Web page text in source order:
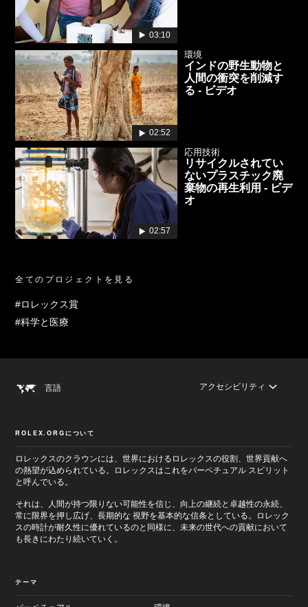
03:10
02:52
環境
インドの野生動物と
人間の衝突を削減す
る - ビデオ
02:57
応用技術
リサイクルされてい
ないプラスチック廃
棄物の再生利用 - ビデ
オ
全てのプロジェクトを見る
#ロレックス賞
#科学と医療
言語 アクセシビリティ
ROLEX.ORGについて
ロレックスのクラウンには、世界におけるロレックスの役割、世界貢献へ
の熱望が込められている。ロレックスはこれをパーペチュアル スピリット
と呼んでいる。
それは、人間が持つ限りない可能性を信じ、向上の継続と卓越性の永続、
常に限界を押し広げ、長期的な 視野を基本的な信条としている。ロレック
スの時計が耐久性に優れているのと同様に、未来の世代への貢献において
も長きにわたり続いていく。
テーマ